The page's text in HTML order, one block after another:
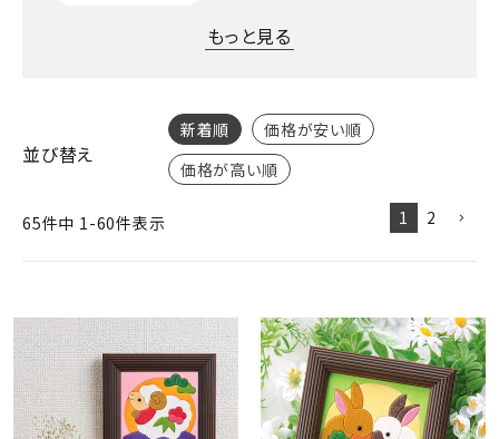
コーポレートサイト
デイサービス／
お問い合わせ
ACCOUNT MENU
ようこそ ゲスト 様
もっと見る
並び替え
新着順
価格が安い順
価格が高い順
65件中 1 -60件表示 1 2